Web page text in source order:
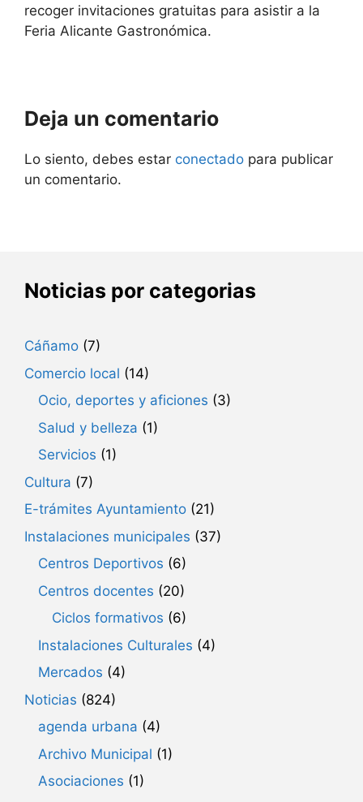
recoger invitaciones gratuitas para asistir a la
Feria Alicante Gastronómica.
Deja un comentario
Lo siento, debes estar conectado para publicar
un comentario.
Noticias por categorias
Cáñamo (7)
Comercio local (14)
Ocio, deportes y aficiones (3)
Salud y belleza (1)
Servicios (1)
Cultura (7)
E-trámites Ayuntamiento (21)
Instalaciones municipales (37)
Centros Deportivos (6)
Centros docentes (20)
Ciclos formativos (6)
Instalaciones Culturales (4)
Mercados (4)
Noticias (824)
agenda urbana (4)
Archivo Municipal (1)
Asociaciones (1)